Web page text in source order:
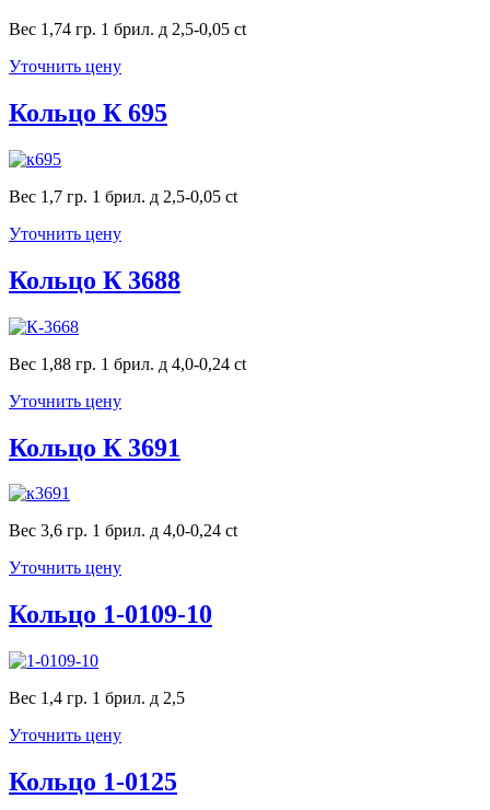
Вес 1,74 гр. 1 брил. д 2,5-0,05 ct
Уточнить цену
Кольцо К 695
Вес 1,7 гр. 1 брил. д 2,5-0,05 ct
Уточнить цену
Кольцо К 3688
Вес 1,88 гр. 1 брил. д 4,0-0,24 ct
Уточнить цену
Кольцо К 3691
Вес 3,6 гр. 1 брил. д 4,0-0,24 ct
Уточнить цену
Кольцо 1-0109-10
Вес 1,4 гр. 1 брил. д 2,5
Уточнить цену
Кольцо 1-0125